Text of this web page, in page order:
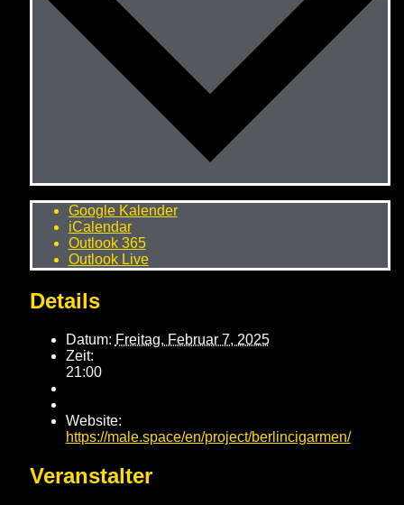
Google Kalender
iCalendar
Outlook 365
Outlook Live
Details
Datum: Freitag, Februar 7, 2025
Zeit:
21:00
Website:
https://male.space/en/project/berlincigarmen/
Veranstalter